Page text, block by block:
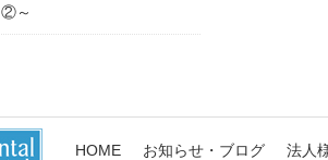
②～
HOME お知らせ・ブログ
法人